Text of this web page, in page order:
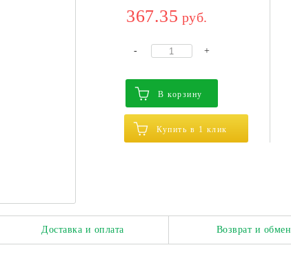
367.35 руб.
- +
В корзину
Купить в 1 клик
Доставка и оплата Возврат и обмен